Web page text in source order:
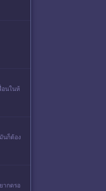
อนในห้
นก็ต้อง
ากดรอ